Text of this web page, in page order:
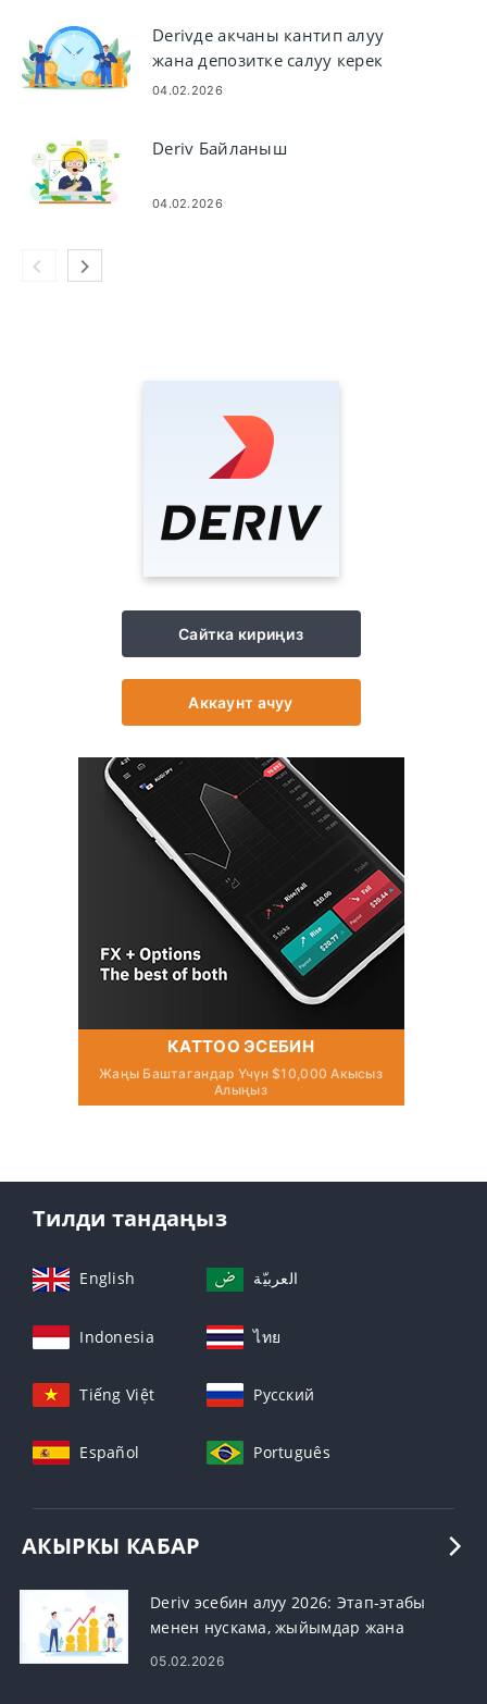
Derivде акчаны кантип алуу
жана депозитке салуу керек
04.02.2026
Deriv Байланыш
04.02.2026
Сайтка кириңиз
Аккаунт ачуу
КАТТОО ЭСЕБИН
Жаңы Баштагандар Үчүн $10,000 Акысыз
Алыңыз
Тилди тандаңыз
English العربيّة
Indonesia ไทย
Tiếng Việt Русский
Español Português
АКЫРКЫ КАБАР
Deriv эсебин алуу 2026: Этап-этабы
менен нускама, жыйымдар жана
иштетүү убактысы
05.02.2026